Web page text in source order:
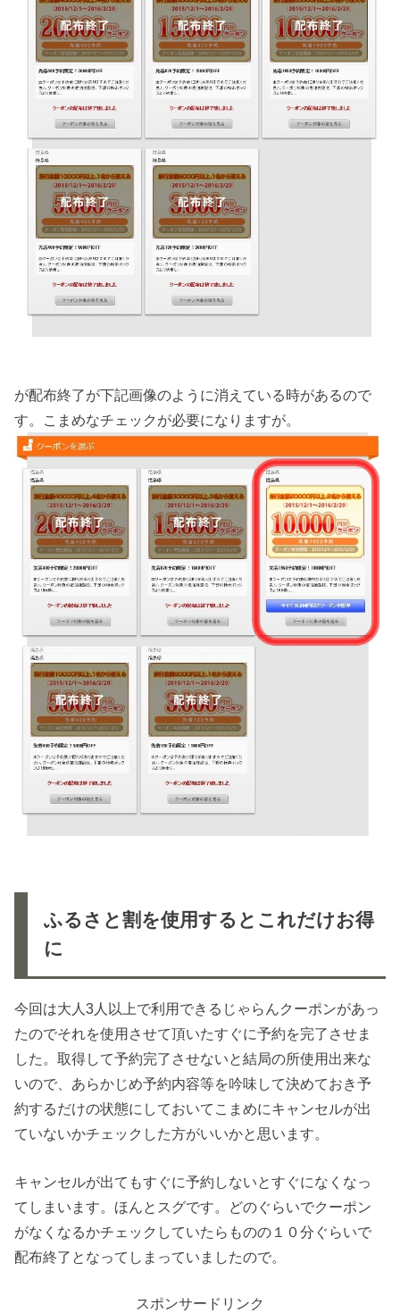
が配布終了が下記画像のように消えている時があるので
す。こまめなチェックが必要になりますが。
ふるさと割を使用するとこれだけお得
に
今回は大人3人以上で利用できるじゃらんクーポンがあっ
たのでそれを使用させて頂いたすぐに予約を完了させま
した。取得して予約完了させないと結局の所使用出来な
いので、あらかじめ予約内容等を吟味して決めておき予
約するだけの状態にしておいてこまめにキャンセルが出
ていないかチェックした方がいいかと思います。
キャンセルが出てもすぐに予約しないとすぐになくなっ
てしまいます。ほんとスグです。どのぐらいでクーポン
がなくなるかチェックしていたらものの１０分ぐらいで
配布終了となってしまっていましたので。
スポンサードリンク